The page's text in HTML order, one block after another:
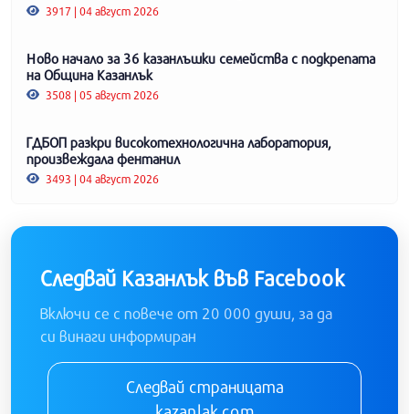
3917 | 04 август 2026
Ново начало за 36 казанлъшки семейства с подкрепата
на Община Казанлък
3508 | 05 август 2026
ГДБОП разкри високотехнологична лаборатория,
произвеждала фентанил
3493 | 04 август 2026
Следвай Казанлък във Facebook
Включи се с повече от 20 000 души, за да
си винаги информиран
Следвай страницата